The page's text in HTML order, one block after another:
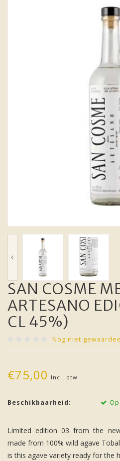
SAN COSME
ARTESANO
CL 45%)
Nog niet
€75,00 Incl. btw
Beschikbaarheid:
Limited edition 03 from the
made from 100% wild agave
is this agave variety ready for the